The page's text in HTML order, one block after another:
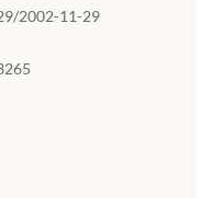
2002-11-29